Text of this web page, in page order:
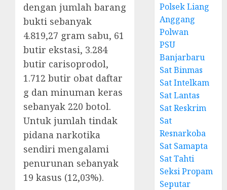
dengan jumlah barang
bukti sebanyak
4.819,27 gram sabu, 61
butir ekstasi, 3.284
butir carisoprodol,
1.712 butir obat daftar
g dan minuman keras
sebanyak 220 botol.
Untuk jumlah tindak
pidana narkotika
sendiri mengalami
penurunan sebanyak
19 kasus (12,03%).
Polsek Liang
Anggang
Polwan
PSU
Banjarbaru
Sat Binmas
Sat Intelkam
Sat Lantas
Sat Reskrim
Sat
Resnarkoba
Sat Samapta
Sat Tahti
Seksi Propam
Seputar